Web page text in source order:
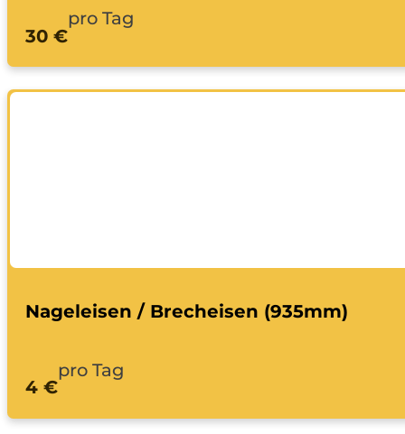
30 €
pro Tag
Nageleisen / Brecheisen (935mm)
4 €
pro Tag